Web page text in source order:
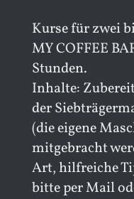
Kurse für zwei
MY COFFEE
Stunden.
Inhalte:
der
(die eigene
mitgebracht
Art, hilfreiche
bitte per Mail